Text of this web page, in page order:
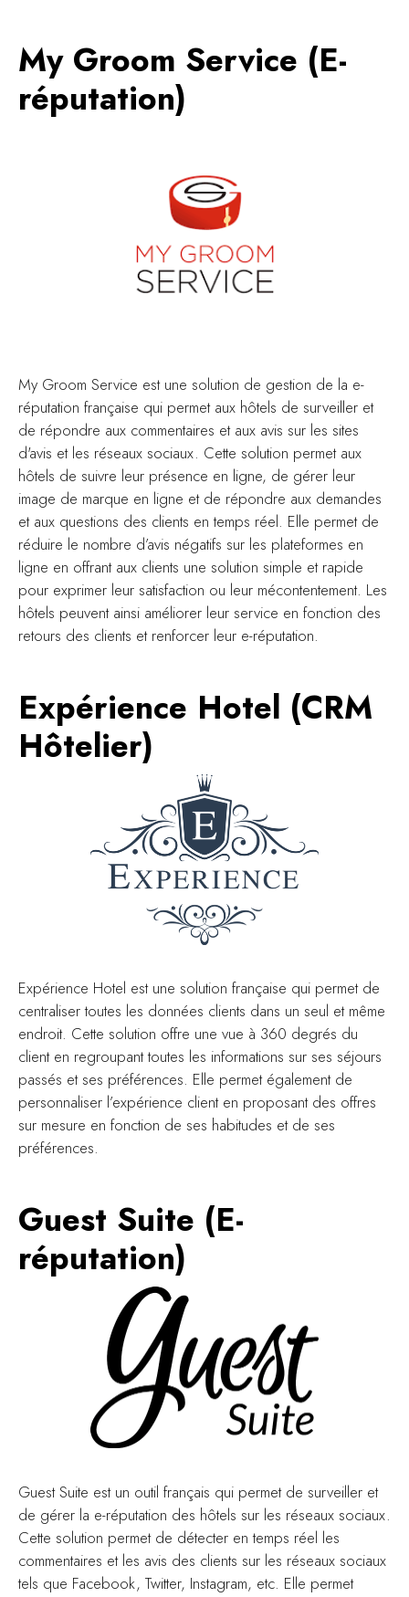
My Groom Service (E-
réputation)
My Groom Service est une solution de gestion de la e-
réputation française qui permet aux hôtels de surveiller et
de répondre aux commentaires et aux avis sur les sites
d'avis et les réseaux sociaux. Cette solution permet aux
hôtels de suivre leur présence en ligne, de gérer leur
image de marque en ligne et de répondre aux demandes
et aux questions des clients en temps réel. Elle permet de
réduire le nombre d’avis négatifs sur les plateformes en
ligne en offrant aux clients une solution simple et rapide
pour exprimer leur satisfaction ou leur mécontentement. Les
hôtels peuvent ainsi améliorer leur service en fonction des
retours des clients et renforcer leur e-réputation.
Expérience Hotel (CRM
Hôtelier)
Expérience Hotel est une solution française qui permet de
centraliser toutes les données clients dans un seul et même
endroit. Cette solution offre une vue à 360 degrés du
client en regroupant toutes les informations sur ses séjours
passés et ses préférences. Elle permet également de
personnaliser l’expérience client en proposant des offres
sur mesure en fonction de ses habitudes et de ses
préférences.
Guest Suite (E-
réputation)
Guest Suite est un outil français qui permet de surveiller et
de gérer la e-réputation des hôtels sur les réseaux sociaux.
Cette solution permet de détecter en temps réel les
commentaires et les avis des clients sur les réseaux sociaux
tels que Facebook, Twitter, Instagram, etc. Elle permet